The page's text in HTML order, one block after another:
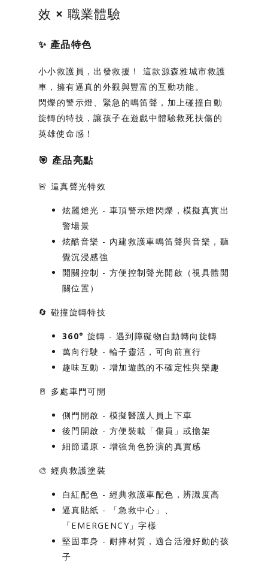
效 × 職業體驗
✨ 產品特色
小小救護員，出發救援！
這款源森雅城市救護
車，擁有逼真的外觀與豐富的互動功能。
閃爍的警示燈、緊急的鳴笛聲，加上碰撞自動
旋轉的特技，讓孩子在遊戲中體驗救死扶傷的
英雄使命感！
🎯 產品亮點
🚨 逼真聲光特效
炫麗燈光 - 車頂警示燈閃爍，模擬真實出
警場景
炫酷音樂 - 內建救護車鳴笛聲與音樂，聽
覺沉浸感強
開關控制 - 方便控制聲光開啟（視具體開
關位置）
🔄 碰撞旋轉特技
360° 旋轉 - 遇到障礙物自動轉向旋轉
萬向行駛 - 輪子靈活，可向前直行
趣味互動 - 增加遊戲的不確定性與樂趣
🚪 多處車門可開
側門開啟 - 模擬醫護人員上下車
後門開啟 - 方便裝載「傷員」或擔架
細節還原 - 增強角色扮演的真實感
🎨 經典救護塗裝
白紅配色 - 經典救護車配色，辨識度高
逼真貼紙 - 「急救中心」、
「EMERGENCY」字樣
堅固車身 - 耐摔材質，適合活潑好動的孩
子